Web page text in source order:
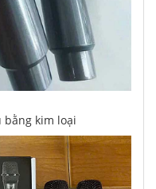
bằng kim loại